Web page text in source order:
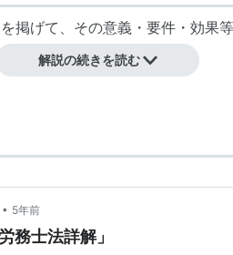
掲げて、その意義・要件・効果
解説の続きを読む
• 5年前
務士法詳解」